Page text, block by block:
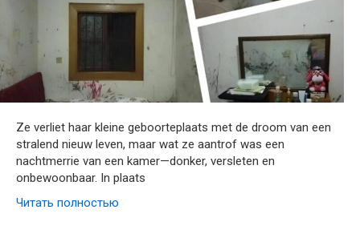
Ze verliet haar kleine geboorteplaats met de droom van een
stralend nieuw leven, maar wat ze aantrof was een
nachtmerrie van een kamer—donker, versleten en
onbewoonbaar. In plaats
Читать полностью